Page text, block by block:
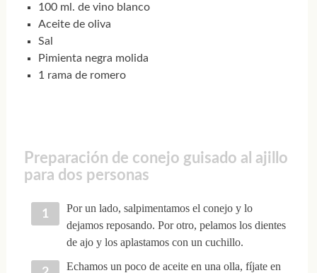
100 ml. de vino blanco
Aceite de oliva
Sal
Pimienta negra molida
1 rama de romero
Preparación de conejo guisado al ajillo
para dos personas
Por un lado, salpimentamos el conejo y lo
dejamos reposando. Por otro, pelamos los dientes
de ajo y los aplastamos con un cuchillo.
Echamos un poco de aceite en una olla, fíjate en